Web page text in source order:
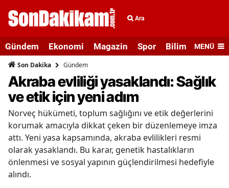
Ara
Gündem Ekonomi Magazin Spor Bilim veMENÜ
Son Dakika Gündem
Akraba evliliği yasaklandı: Sağlık
ve etik için yeni adım
Norveç hükümeti, toplum sağlığını ve etik değerlerini
korumak amacıyla dikkat çeken bir düzenlemeye imza
attı. Yeni yasa kapsamında, akraba evlilikleri resmi
olarak yasaklandı. Bu karar, genetik hastalıkların
önlenmesi ve sosyal yapının güçlendirilmesi hedefiyle
alındı.